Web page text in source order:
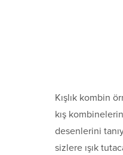
Kışlık kombin
kış
desenlerini
sizlere ışık